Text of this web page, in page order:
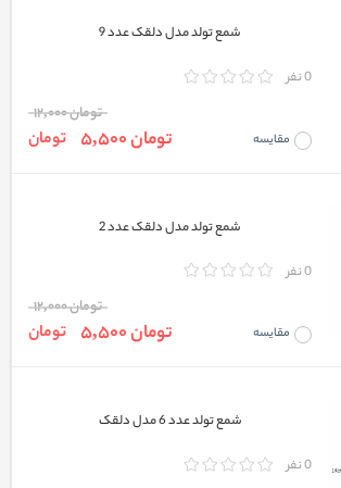
شمع تولد مدل دلقک عدد 9
0 نفر
مقایسه
تومان 12,000
تومان 5,500 تومان
شمع تولد مدل دلقک عدد 2
0 نفر
مقایسه
تومان 12,000
تومان 5,500 تومان
شمع تولد عدد 6 مدل دلقک
0 نفر